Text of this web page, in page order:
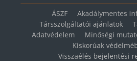
ÁSZF
Akadálymentes
Társszolgáltatói ajánlatok
Adatvédelem
Minőségi
Kiskorúak
Visszaélés bejelentési